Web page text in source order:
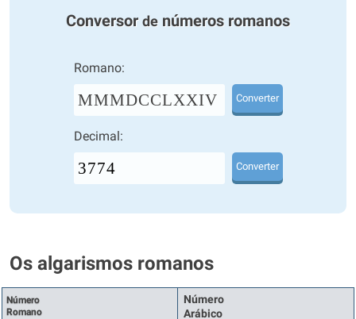
Conversor de números romanos
Romano:
MMMDCCLXXIV Converter
Decimal:
Converter
Os algarismos romanos
Número
Romano
Número
Arábico